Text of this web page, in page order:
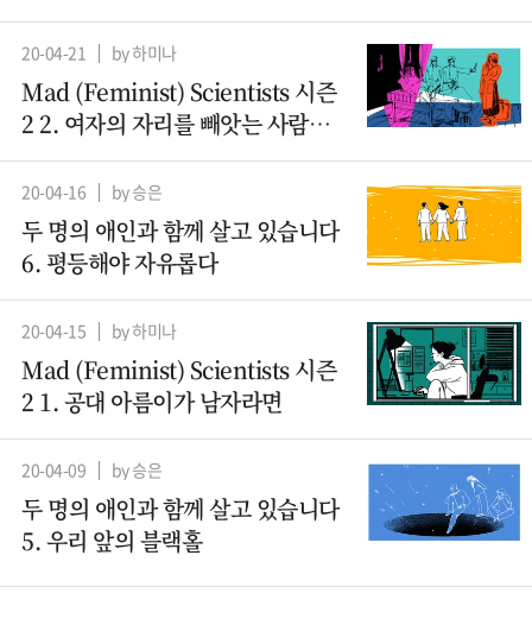
20-04-21 by 하미나
Mad (Feminist) Scientists 시즌
2 2. 여자의 자리를 빼앗는 사람들 -
산파
20-04-16 by 승은
두 명의 애인과 함께 살고 있습니다
6. 평등해야 자유롭다
20-04-15 by 하미나
Mad (Feminist) Scientists 시즌
2 1. 공대 아름이가 남자라면
20-04-09 by 승은
두 명의 애인과 함께 살고 있습니다
5. 우리 앞의 블랙홀